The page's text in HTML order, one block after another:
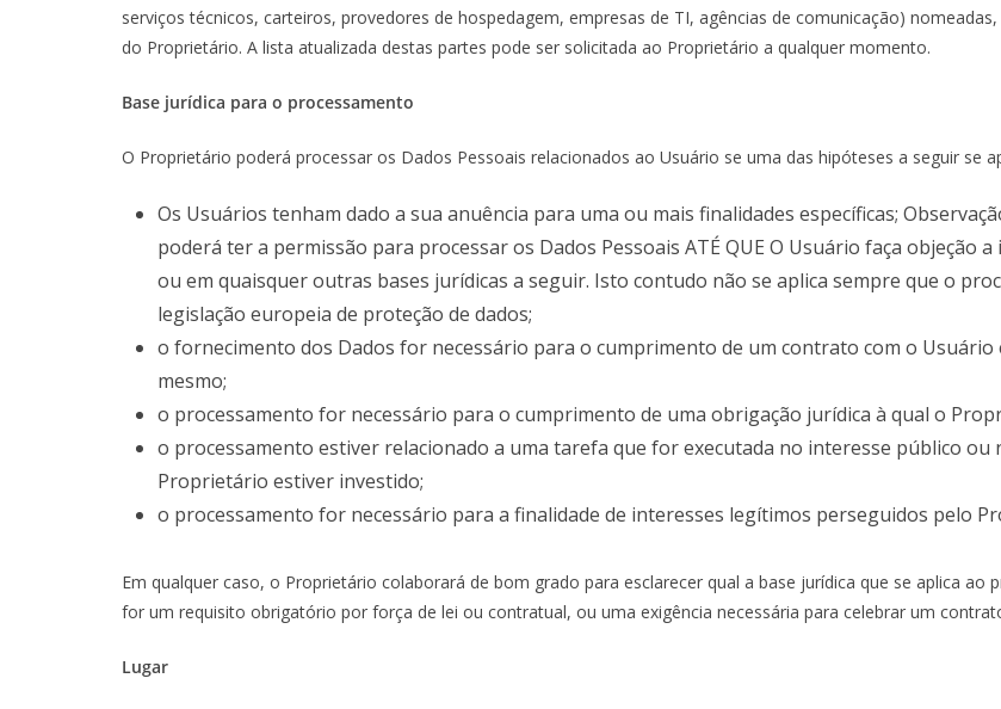
serviços técnicos, carteiros, provedores de hospedagem, empresas de TI, agências de comunicação)
do Proprietário. A lista atualizada destas partes pode ser solicitada ao Proprietário a qualquer momento.
Base jurídica para o processamento
O Proprietário poderá processar os Dados Pessoais relacionados ao Usuário se uma das hipóteses a seguir se
Os Usuários tenham dado a sua anuência para uma ou mais finalidades específicas;
poderá ter a permissão para processar os Dados Pessoais ATÉ QUE O Usuário faça objeção
ou em quaisquer outras bases jurídicas a seguir. Isto contudo não se aplica sempre que o
legislação europeia de proteção de dados;
o fornecimento dos Dados for necessário para o cumprimento de um contrato com o
mesmo;
o processamento for necessário para o cumprimento de uma obrigação jurídica à qual o
o processamento estiver relacionado a uma tarefa que for executada no interesse público ou
Proprietário estiver investido;
o processamento for necessário para a finalidade de interesses legítimos perseguidos pelo
Em qualquer caso, o Proprietário colaborará de bom grado para esclarecer qual a base jurídica que se aplica
for um requisito obrigatório por força de lei ou contratual, ou uma exigência necessária para celebrar um
Lugar